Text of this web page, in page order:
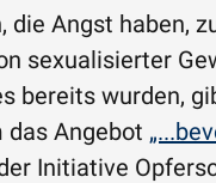
die Angst haben,
sexualisierter
bereits wurden,
das Angebot
Initiative